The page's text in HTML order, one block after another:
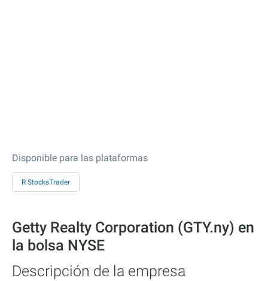
Disponible para las plataformas
R StocksTrader
Getty Realty Corporation (GTY.ny) en
la bolsa NYSE
Descripción de la empresa